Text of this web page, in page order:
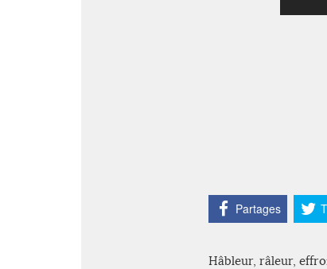
Partages
Hâbleur, râleur,